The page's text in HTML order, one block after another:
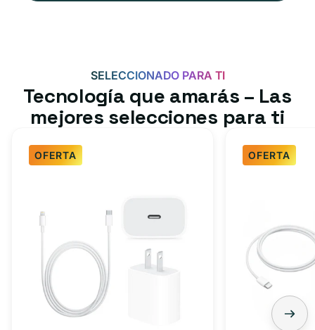
SELECCIONADO PARA TI
Tecnología que amarás – Las
mejores selecciones para ti
OFERTA OFERTA